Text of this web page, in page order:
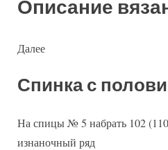
Описание
Далее
Спинка с
На спицы № 5 набрать 102
изнаночный ряд